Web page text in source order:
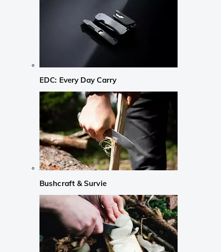
EDC: Every Day Carry
Bushcraft & Survie